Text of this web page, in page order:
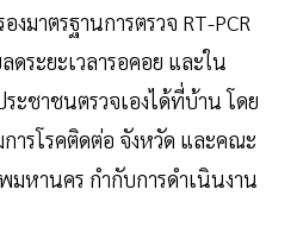
มาตรฐานการตรวจ RT-PCR
ระยะเวลารอคอย และใน
ะชาชนตรวจเองได้ที่บ้าน โดย
ารโรคติดต่อ จังหวัด และคณะ
มหานคร กำกับการดำเนินงาน